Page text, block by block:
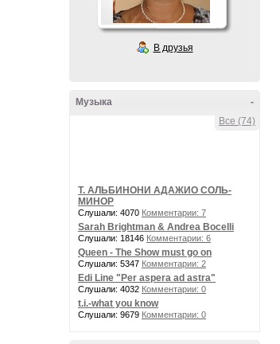
В друзья
-
Музыка
Все (74)
Т. АЛЬБИНОНИ АДАЖИО СОЛЬ-
МИНОР
Слушали: 4070 Комментарии: 7
Sarah Brightman & Andrea Bocelli
Слушали: 18146 Комментарии: 6
Queen - The Show must go on
Слушали: 5347 Комментарии: 2
Edi Line "Per aspera ad astra"
Слушали: 4032 Комментарии: 0
t.i.-what you know
Слушали: 9679 Комментарии: 0